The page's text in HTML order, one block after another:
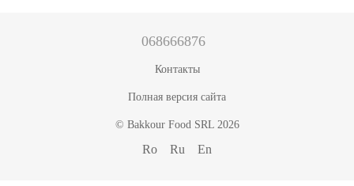
068666876
Контакты
Полная версия сайта
© Bakkour Food SRL 2026
Ro Ru En